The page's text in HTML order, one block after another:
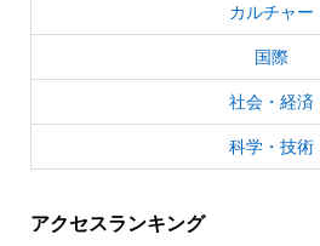
カルチャー
国際
社会・経済
科学・技術
アクセスランキング